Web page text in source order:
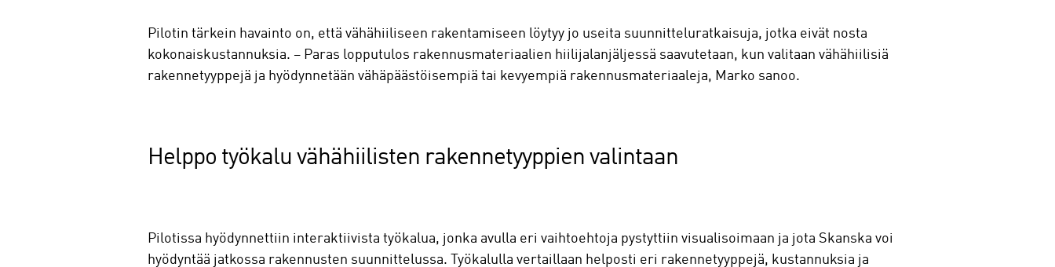
Pilotin tärkein havainto on, että vähähiiliseen rakentamiseen löytyy jo useita suunnitteluratkaisuja, jotka eivät nosta
kokonaiskustannuksia. – Paras lopputulos rakennusmateriaalien hiilijalanjäljessä saavutetaan, kun valitaan vähähiilisiä
rakennetyyppejä ja hyödynnetään vähäpäästöisempiä tai kevyempiä rakennusmateriaaleja, Marko sanoo.
Helppo työkalu vähähiilisten rakennetyyppien valintaan
Pilotissa hyödynnettiin interaktiivista työkalua, jonka avulla eri vaihtoehtoja pystyttiin visualisoimaan ja jota Skanska voi
hyödyntää jatkossa rakennusten suunnittelussa. Työkalulla vertaillaan helposti eri rakennetyyppejä, kustannuksia ja